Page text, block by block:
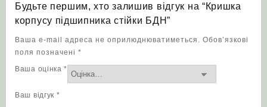
Будьте першим, хто залишив відгук на “Кришка
корпусу підшипника стійки БДН”
Ваша e-mail адреса не оприлюднюватиметься. Обов’язкові
поля позначені *
Ваша оцінка*
Ваш відгук *